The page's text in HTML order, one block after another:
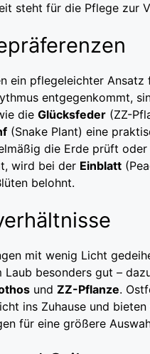
steht für die Pflege zur
ein pflegeleichter Ansatz
entgegenkommt,
die Glücksfeder (ZZ-
(Snake Plant) eine
die Erde prüft oder
wird bei der Einblatt
belohnt.
mit wenig Licht
Laub besonders gut –
und ZZ-Pflanze.
ins Zuhause und
für eine größere